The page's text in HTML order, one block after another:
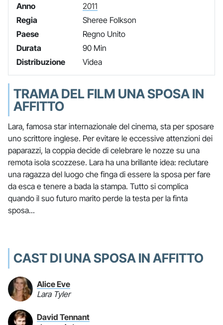
Anno
2011
Regia
Sheree Folkson
Paese
Regno Unito
Durata
90 Min
Distribuzione
Videa
TRAMA DEL FILM UNA SPOSA IN
AFFITTO
Lara, famosa star internazionale del cinema, sta per sposare
uno scrittore inglese. Per evitare le eccessive attenzioni dei
paparazzi, la coppia decide di celebrare le nozze su una
remota isola scozzese. Lara ha una brillante idea: reclutare
una ragazza del luogo che finga di essere la sposa per fare
da esca e tenere a bada la stampa. Tutto si complica
quando il suo futuro marito perde la testa per la finta
sposa...
CAST DI UNA SPOSA IN AFFITTO
Alice Eve
Lara Tyler
David Tennant